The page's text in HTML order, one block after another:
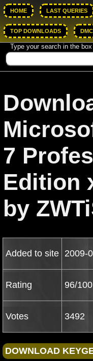
HOME LAST QUERIES
TOP DOWNLOADS
Type your search in the box
7
Edition
by
Added to site 2009-
Rating 96/100
Votes 3492